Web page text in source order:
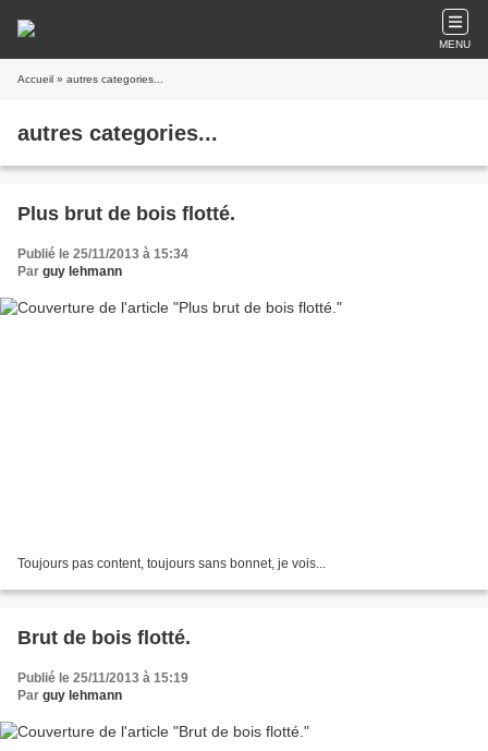
MENU
Accueil » autres categories...
autres categories...
Plus brut de bois flotté.
Publié le 25/11/2013 à 15:34
Par guy lehmann
Toujours pas content, toujours sans bonnet, je vois...
Brut de bois flotté.
Publié le 25/11/2013 à 15:19
Par guy lehmann